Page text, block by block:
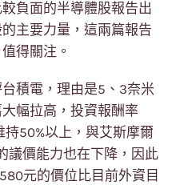
負面的半導體股報告出
主要力量，這兩篇報告
得關注。
積電，理由是5、3奈米
幅拉高，投資報酬率
50%以上，與艾斯摩爾
議價能力也在下降，因此
元的價位比目前外資目